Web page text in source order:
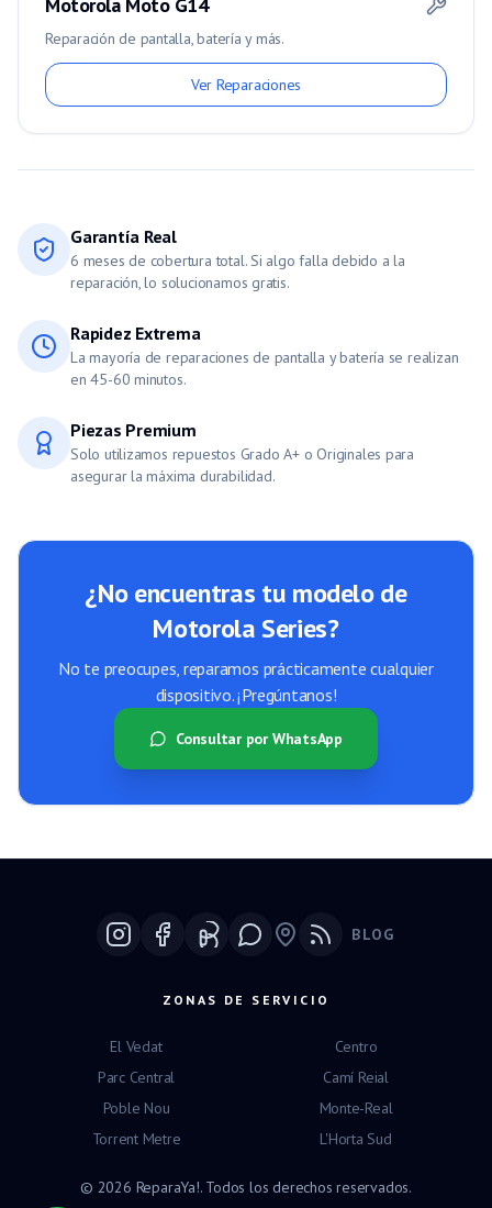
Reparación de pantalla, batería y más.
Ver Reparaciones
Garantía Real
6 meses de cobertura total. Si algo falla debido a la
reparación, lo solucionamos gratis.
Rapidez Extrema
La mayoría de reparaciones de pantalla y batería se realizan
en 45-60 minutos.
Piezas Premium
Solo utilizamos repuestos Grado A+ o Originales para
asegurar la máxima durabilidad.
¿No encuentras tu modelo de
Motorola Series?
No te preocupes, reparamos prácticamente cualquier
dispositivo. ¡Pregúntanos!
Consultar por WhatsApp
BLOG
ZONAS DE SERVICIO
El Vedat
Centro
Parc Central
Camí Reial
Poble Nou
Monte-Real
Torrent Metre
L'Horta Sud
© 2026 ReparaYa!. Todos los derechos reservados.